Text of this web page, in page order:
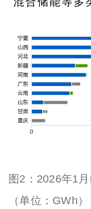
图2：2026年1
（单位：GWh）